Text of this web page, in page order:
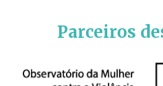
Parceiros